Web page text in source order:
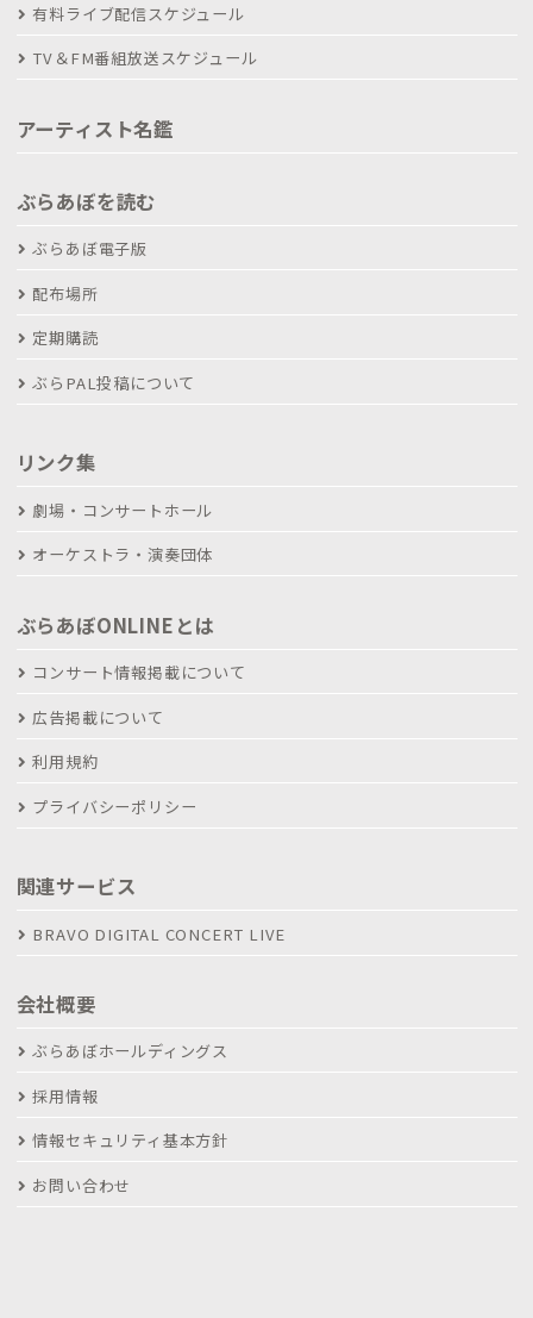
有料ライブ配信スケジュール
TV＆FM番組放送スケジュール
アーティスト名鑑
ぶらあぼを読む
ぶらあぼ電子版
配布場所
定期購読
ぶらPAL投稿について
リンク集
劇場・コンサートホール
オーケストラ・演奏団体
ぶらあぼONLINEとは
コンサート情報掲載について
広告掲載について
利用規約
プライバシーポリシー
関連サービス
BRAVO DIGITAL CONCERT LIVE
会社概要
ぶらあぼホールディングス
採用情報
情報セキュリティ基本方針
お問い合わせ